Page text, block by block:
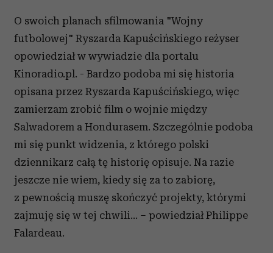
O swoich planach sfilmowania "Wojny
futbolowej" Ryszarda Kapuścińskiego reżyser
opowiedział w wywiadzie dla portalu
Kinoradio.pl. - Bardzo podoba mi się historia
opisana przez Ryszarda Kapuścińskiego, więc
zamierzam zrobić film o wojnie między
Salwadorem a Hondurasem. Szczególnie podoba
mi się punkt widzenia, z którego polski
dziennikarz całą tę historię opisuje. Na razie
jeszcze nie wiem, kiedy się za to zabiorę,
z pewnością muszę skończyć projekty, którymi
zajmuję się w tej chwili... – powiedział Philippe
Falardeau.